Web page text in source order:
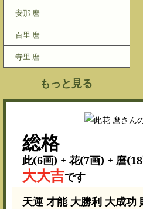
安那 麿
百里 麿
寺里 麿
もっと見る
総格
此(6画) + 花(7画) + 麿
大大吉です
天運 才能 大勝利 大成功